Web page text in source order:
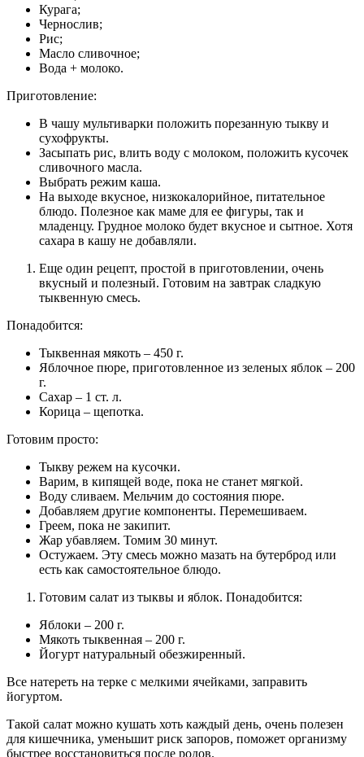
Курага;
Чернослив;
Рис;
Масло сливочное;
Вода + молоко.
Приготовление:
В чашу мультиварки положить порезанную тыкву и
сухофрукты.
Засыпать рис, влить воду с молоком, положить кусочек
сливочного масла.
Выбрать режим каша.
На выходе вкусное, низкокалорийное, питательное
блюдо. Полезное как маме для ее фигуры, так и
младенцу. Грудное молоко будет вкусное и сытное. Хотя
сахара в кашу не добавляли.
Еще один рецепт, простой в приготовлении, очень
вкусный и полезный. Готовим на завтрак сладкую
тыквенную смесь.
Понадобится:
Тыквенная мякоть – 450 г.
Яблочное пюре, приготовленное из зеленых яблок – 200
г.
Сахар – 1 ст. л.
Корица – щепотка.
Готовим просто:
Тыкву режем на кусочки.
Варим, в кипящей воде, пока не станет мягкой.
Воду сливаем. Мельчим до состояния пюре.
Добавляем другие компоненты. Перемешиваем.
Греем, пока не закипит.
Жар убавляем. Томим 30 минут.
Остужаем. Эту смесь можно мазать на бутерброд или
есть как самостоятельное блюдо.
Готовим салат из тыквы и яблок. Понадобится:
Яблоки – 200 г.
Мякоть тыквенная – 200 г.
Йогурт натуральный обезжиренный.
Все натереть на терке с мелкими ячейками, заправить
йогуртом.
Такой салат можно кушать хоть каждый день, очень полезен
для кишечника, уменьшит риск запоров, поможет организму
быстрее восстановиться после родов.